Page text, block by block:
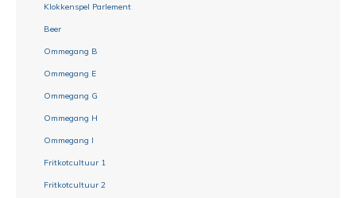
Klokkenspel Parlement
Beer
Ommegang B
Ommegang E
Ommegang G
Ommegang H
Ommegang I
Fritkotcultuur 1
Fritkotcultuur 2